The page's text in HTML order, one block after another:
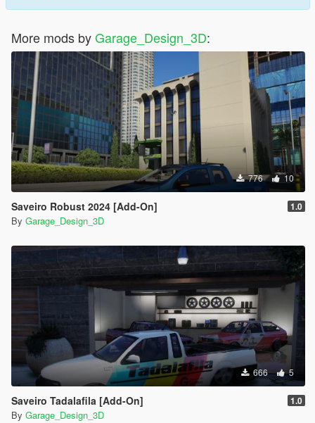
More mods byGarage_Design_3D:
776 10
Saveiro Robust 2024 [Add-On] 1.0
By Garage_Design_3D
666 5
Saveiro Tadalafila [Add-On] 1.0
By Garage_Design_3D